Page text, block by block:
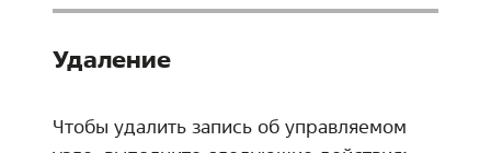
Удаление
Чтобы удалить запись об управляемом